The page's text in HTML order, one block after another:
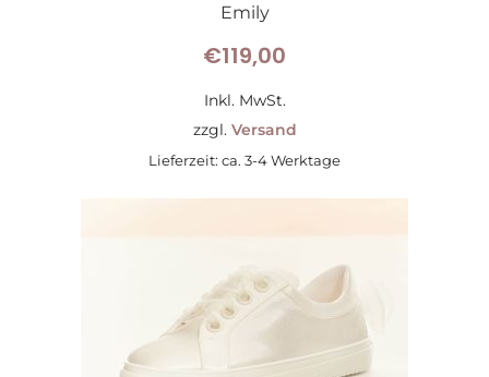
Emily
€119,00
Inkl. MwSt.
zzgl. Versand
Lieferzeit: ca. 3-4 Werktage